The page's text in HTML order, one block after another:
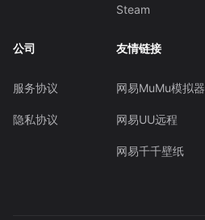
Steam
公司
服务协议
隐私协议
友情链接
网易MuMu模拟器
网易UU远程
网易千千壁纸